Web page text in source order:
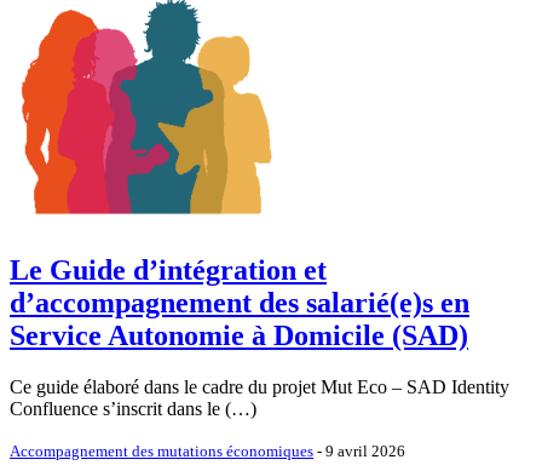
Le Guide d’intégration et
d’accompagnement des salarié(e)s en
Service Autonomie à Domicile (SAD)
Ce guide élaboré dans le cadre du projet Mut Eco – SAD Identity
Confluence s’inscrit dans le (…)
Accompagnement des mutations économiques - 9 avril 2026